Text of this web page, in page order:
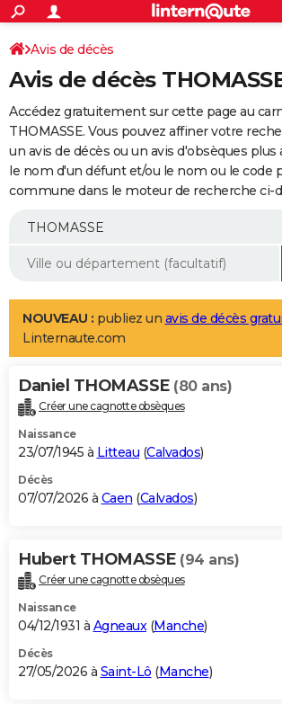
ACTUALITÉS
Politique
Société
Faits Divers
Education
Monde
Villes
+
SPORT
Coupe du monde 2026
Football
Tennis
Cyclisme
Rugby
Forum
Programme TV
TNT
Streaming
Cinéma
Sorties cinéma
Musique
+
FINANCE
Impôts
Immobilier
Risques naturels par ville
Banque
Assurance
Crédit
AUTO
Essais
Réserver un essai
Citadines
Berlines
SUV
Forum auto
+
Mobiles
Meilleur smartphone
Internet
Ordinateurs
Jeux vidéo
Guide high-tech
Aménagement intérieur
LIFESTYLE
Art de vivre
Bien-être
Loisirs
Mode
Modes de vie
Alimentation
Guide de la santé
Maladies
Médicaments
Sommeil
VOYAGE
Destinations
City break
Voyage nature
Voyage de noces
Forum
Climat
+PHOTO
GUIDES D'ACHAT
BONS PLANS
Carte de Noël
Carte Bonne année
Carte Saint-Valentin
Carte Pâques
Carte d'anniversaire
DICTIONNAIRE
Dictionnaire
Biographies
Citations
Expressions
Proverbes
PROGRAMME TV
S'inscrire
Se connecter
Lycées
Collèges
Primaires
Universités
Entreprises
Service militaire
Avis de recherche
AVIS DE DÉCÈS
Avis de décès
Avis de décès
Accédez gratuitement sur cette page au
THOMASSE. Vous pouvez affiner votre
un avis de décès ou un avis d'obsèques
le nom d'un défunt et/ou le nom ou le code
commune dans le moteur de recherche ci-
NOUVEAU : publiez un avis de décès
Linternaute.com
Daniel THOMASSE (80 ans)
Créer une cagnotte obsèques
Naissance
23/07/1945 à Litteau (Calvados)
Décès
07/07/2026 à Caen (Calvados)
Hubert THOMASSE (94 ans)
Créer une cagnotte obsèques
Naissance
04/12/1931 à Agneaux(Manche)
Décès
27/05/2026 à Saint-Lô (Manche)